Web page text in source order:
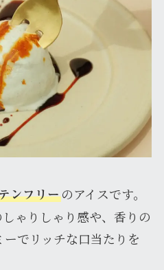
ンフリーのアイスです。
ゃりしゃり感や、香りの
でリッチな口当たりを